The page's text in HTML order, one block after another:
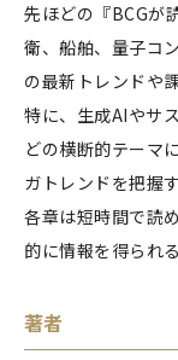
先ほどの『BCGが
衛、船舶、量子コ
の最新トレンドや
特に、生成AIやサ
どの横断的テーマ
ガトレンドを把握
各章は短時間で読
的に情報を得られ
著者